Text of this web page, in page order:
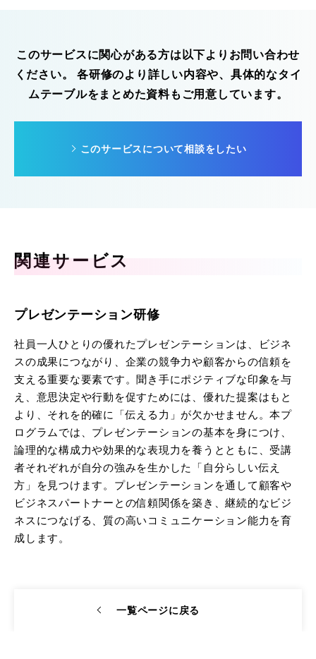
このサービスに関心がある方は以下よりお問い合わせ
ください。 各研修のより詳しい内容や、具体的なタイ
ムテーブルをまとめた資料もご用意しています。
このサービスについて相談をしたい
関連サービス
プレゼンテーション研修
社員一人ひとりの優れたプレゼンテーションは、ビジネ
スの成果につながり、企業の競争力や顧客からの信頼を
支える重要な要素です。聞き手にポジティブな印象を与
え、意思決定や行動を促すためには、優れた提案はもと
より、それを的確に「伝える力」が欠かせません。本プ
ログラムでは、プレゼンテーションの基本を身につけ、
論理的な構成力や効果的な表現力を養うとともに、受講
者それぞれが自分の強みを生かした「自分らしい伝え
方」を見つけます。プレゼンテーションを通して顧客や
ビジネスパートナーとの信頼関係を築き、継続的なビジ
ネスにつなげる、質の高いコミュニケーション能力を育
成します。
一覧ページに戻る